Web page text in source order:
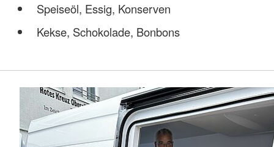
Speiseöl, Essig, Konserven
Kekse, Schokolade, Bonbons